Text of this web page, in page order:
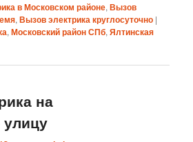
в Московском районе,Вызов
,Вызов электрика круглосуточно |
,Московский район СПб,Ялтинская
на